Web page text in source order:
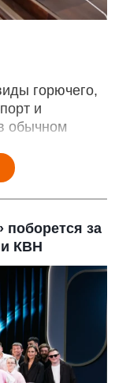
горючего,
и
обычном
поборется за
КВН